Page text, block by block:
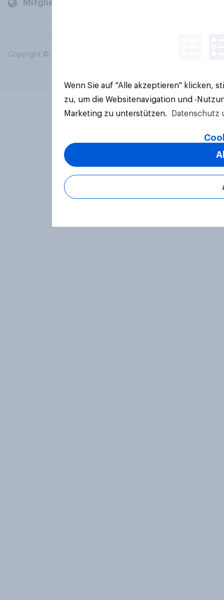
Mitglieder und Kunden
Copyright © 2026 YouGov PLC. Alle Rechte vorbehalten.
Wenn Sie auf "Alle akzeptieren" klicken,
zu, um die Websitenavigation und -
Marketing zu unterstützen.
Datenschutz